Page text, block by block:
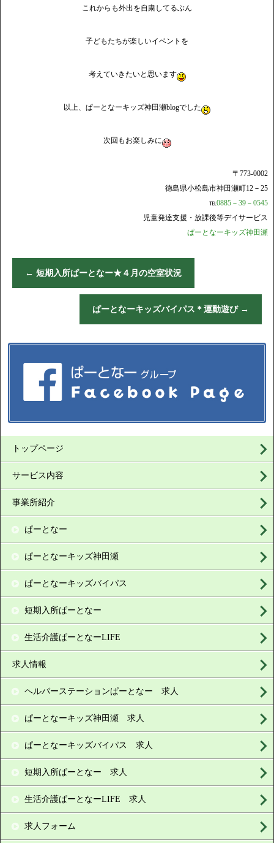
これからも外出を自粛してるぶん
子どもたちが楽しいイベントを
考えていきたいと思います
以上、ぱーとなーキッズ神田瀬blogでした
次回もお楽しみに
〒773-0002
徳島県小松島市神田瀬町12－25
℡0885－39－0545
児童発達支援・放課後等デイサービス
ぱーとなーキッズ神田瀬
← 短期入所ぱーとなー★４月の空室状況
ぱーとなーキッズバイパス＊運動遊び →
トップページ
サービス内容
事業所紹介
ぱーとなー
ぱーとなーキッズ神田瀬
ぱーとなーキッズバイパス
短期入所ぱーとなー
生活介護ぱーとなーLIFE
求人情報
ヘルパーステーションぱーとなー 求人
ぱーとなーキッズ神田瀬 求人
ぱーとなーキッズバイパス 求人
短期入所ぱーとなー 求人
生活介護ぱーとなーLIFE 求人
求人フォーム